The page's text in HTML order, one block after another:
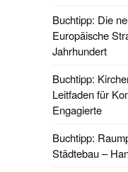
Buchtipp: Die
Europäische
Jahrhundert
Buchtipp:
Leitfaden für
Engagierte
Buchtipp:
Städtebau –